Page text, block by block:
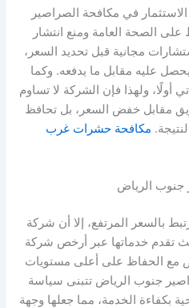
في مكافحة الصراصير
الصحة العامة ومنع انتشار
مجانية قبل تحديد السعر،
عليه مقابل ما يدفعه. وكما
أولًا، ولهذا فإن الشركة لا تساوم
مقابل خفض السعر، بل تحافظ
مكافحة حشرات غرب
الرياض
بالسعر المرتفع، إلا أن شركة
تقدم خدماتها عبر أرخص شركة
مع الحفاظ على أعلى مستويات
جنوب الرياض تتبنى سياسة
بكفاءة الخدمة، مما جعلها وجهة